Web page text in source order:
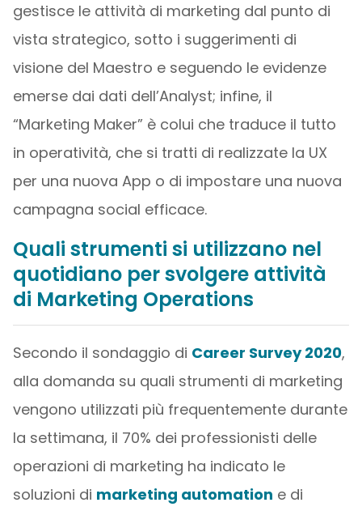
gestisce le attività di marketing dal punto di
vista strategico, sotto i suggerimenti di
visione del Maestro e seguendo le evidenze
emerse dai dati dell’Analyst; infine, il
“Marketing Maker” è colui che traduce il tutto
in operatività, che si tratti di realizzate la UX
per una nuova App o di impostare una nuova
campagna social efficace.
Quali strumenti si utilizzano nel
quotidiano per svolgere attività
di Marketing Operations
Secondo il sondaggio di Career Survey 2020,
alla domanda su quali strumenti di marketing
vengono utilizzati più frequentemente durante
la settimana, il 70% dei professionisti delle
operazioni di marketing ha indicato le
soluzioni di marketing automation e di